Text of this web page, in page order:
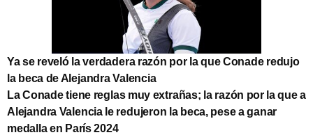
Ya se reveló la verdadera razón por la que Conade redujo
la beca de Alejandra Valencia
La Conade tiene reglas muy extrañas; la razón por la que a
Alejandra Valencia le redujeron la beca, pese a ganar
medalla en París 2024